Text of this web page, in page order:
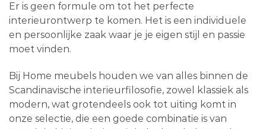
Er is geen formule om tot het perfecte
interieurontwerp te komen. Het is een individuele
en persoonlijke zaak waar je je eigen stijl en passie
moet vinden.
Bij Home meubels houden we van alles binnen de
Scandinavische interieurfilosofie, zowel klassiek als
modern, wat grotendeels ook tot uiting komt in
onze selectie, die een goede combinatie is van